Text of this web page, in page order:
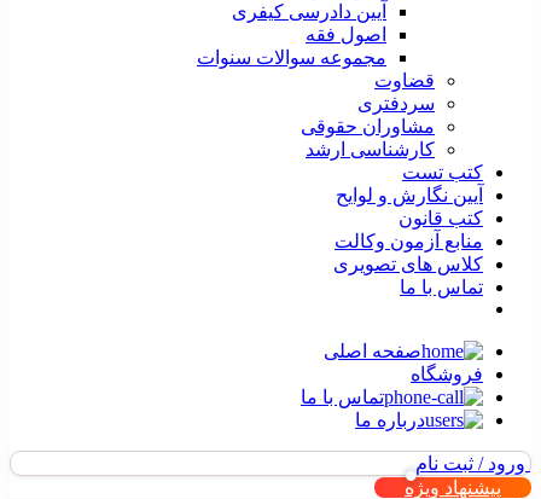
آیین دادرسی کیفری
اصول فقه
مجموعه سوالات سنوات
قضاوت
سردفتری
مشاوران حقوقی
کارشناسی ارشد
کتب تست
آیین نگارش و لوایح
کتب قانون
منابع آزمون وکالت
کلاس های تصویری
تماس با ما
صفحه اصلی
فروشگاه
تماس با ما
درباره ما
ورود / ثبت نام
پیشنهاد ویژه